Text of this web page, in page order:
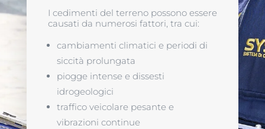
I cedimenti del terreno possono essere
causati da numerosi fattori, tra cui:
cambiamenti climatici e periodi di
siccità prolungata
piogge intense e dissesti
idrogeologici
traffico veicolare pesante e
vibrazioni continue